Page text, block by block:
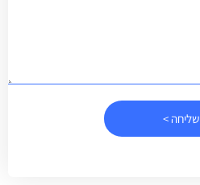
שליחה >